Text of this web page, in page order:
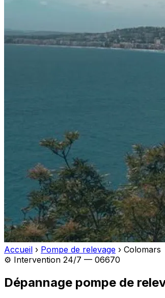
Accueil › Pompe de relevage › Colomars
⚙️ Intervention 24/7 — 06670
Dépannage pompe de